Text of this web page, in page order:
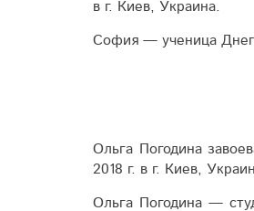
в г. Киев, Украина.
София — ученица
Ольга Погодина
2018 г. в г. Киев,
Ольга Погодина —